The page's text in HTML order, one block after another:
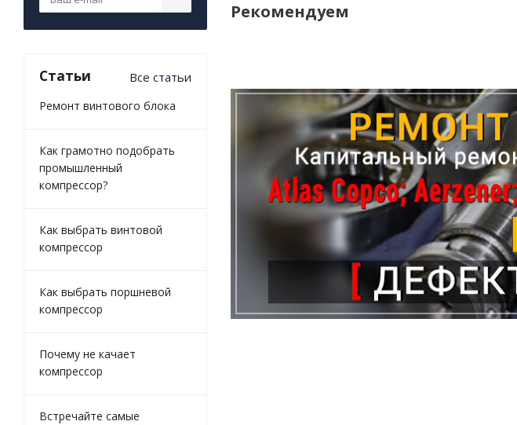
Рекомендуем
Статьи Все статьи
Ремонт винтового блока
Как грамотно подобрать
промышленный
компрессор?
Как выбрать винтовой
компрессор
Как выбрать поршневой
компрессор
Почему не качает
компрессор
Встречайте самые